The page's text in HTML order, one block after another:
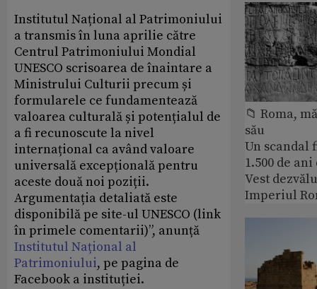
Institutul Național al Patrimoniului
a transmis în luna aprilie către
Centrul Patrimoniului Mondial
UNESCO scrisoarea de înaintare a
Ministrului Culturii precum și
formularele ce fundamentează
valoarea culturală și potențialul de
a fi recunoscute la nivel
internațional ca având valoare
universală excepțională pentru
aceste două noi poziții.
Argumentația detaliată este
disponibilă pe site-ul UNESCO (link
în primele comentarii)”, anunță
Institutul Național al
Patrimoniului, pe pagina de
Facebook a instituției.
📁 Roma,
său
Un scandal
1.500 de
Vest
Imperiul